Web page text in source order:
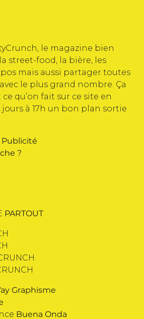
le magazine bien
street-food, la bière, les
mais aussi partager toutes
le plus grand nombre. Ça
qu’on fait sur ce site en
à 17h un bon plan sortie
Publicité
?
PARTOUT
Graphisme
Buena Onda